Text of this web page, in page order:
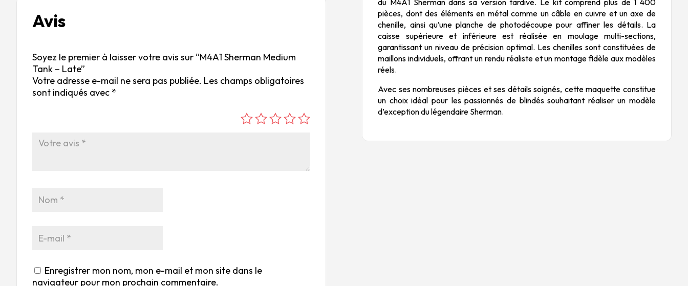
Avis
Soyez le premier à laisser votre avis sur “M4A1 Sherman Medium
Tank – Late”
Votre adresse e-mail ne sera pas publiée. Les champs obligatoires
sont indiqués avec *
s
Enregistrer mon nom, mon e-mail et mon site dans le
navigateur pour mon prochain commentaire.
pièces, dont des éléments en métal comme un câble en cuivre et un axe de
chenille, ainsi qu’une planche de photodécoupe pour affiner les détails. La
caisse supérieure et inférieure est réalisée en moulage multi-sections,
garantissant un niveau de précision optimal. Les chenilles sont constituées de
maillons individuels, offrant un rendu réaliste et un montage fidèle aux modèles
réels.
Avec ses nombreuses pièces et ses détails soignés, cette maquette constitue
un choix idéal pour les passionnés de blindés souhaitant réaliser un modèle
d’exception du légendaire Sherman.